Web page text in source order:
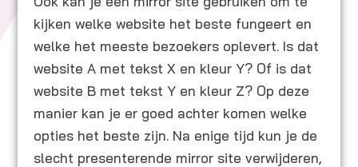
kijken welke website het beste fungeert en
welke het meeste bezoekers oplevert. Is dat
website A met tekst X en kleur Y? Of is dat
website B met tekst Y en kleur Z? Op deze
manier kan je er goed achter komen welke
opties het beste zijn. Na enige tijd kun je de
slecht presenterende mirror site verwijderen,